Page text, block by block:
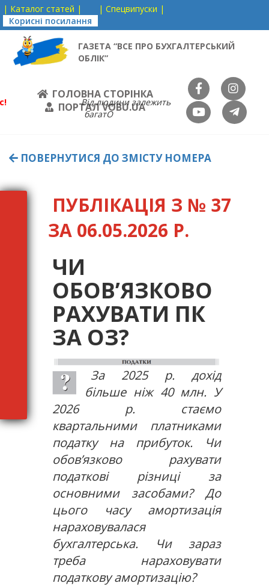
| Каталог статей |
| Спецвипуски |
Корисні посилання
ГАЗЕТА “ВСЕ ПРО БУХГАЛТЕРСЬКИЙ
ОБЛІК”
ГОЛОВНА СТОРІНКА
ПОРТАЛ VOBU.UA
Від людини залежить
багатО
ПОВЕРНУТИСЯ ДО ЗМІСТУ НОМЕРА
ПУБЛІКАЦІЯ З № 37
ЗА 06.05.2026 Р.
ЧИ
ОБОВ’ЯЗКОВО
РАХУВАТИ ПК
ЗА ОЗ?
За 2025 р. дохід
більше ніж 40 млн. У
2026 р. стаємо
квартальними платниками
податку на прибуток. Чи
обов’язково рахувати
податкові різниці за
основними засобами? До
цього часу амортизація
нараховувалася
бухгалтерська. Чи зараз
треба нараховувати
податкову амортизацію?